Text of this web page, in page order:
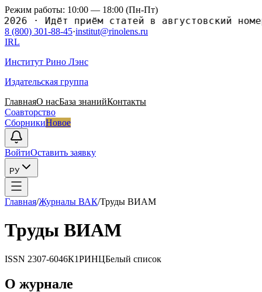
Режим работы: 10:00 — 18:00 (Пн-Пт)
·Идёт приём статей в августовский номер
8 (800) 301-88-45·institut@rinolens.ru
IRL
Институт Рино Лэнс
Издательская группа
ГлавнаяО насБаза знанийКонтакты
Соавторство
СборникиНовое
ВойтиОставить заявку
РУ
Главная/Журналы ВАК/Труды ВИАМ
Труды ВИАМ
ISSN 2307-6046К1РИНЦБелый список
О журнале